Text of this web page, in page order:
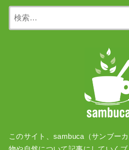
このサイト、sambuca（サンブー